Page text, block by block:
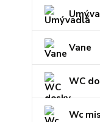
Vane
WC
Wc